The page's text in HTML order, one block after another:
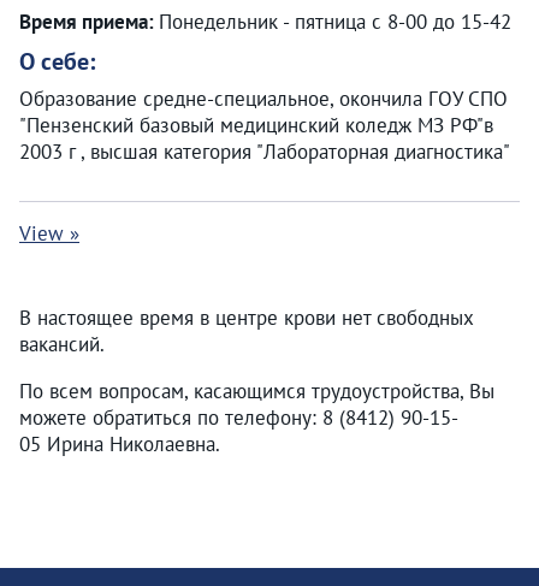
Время приема: Понедельник - пятница с 8-00 до 15-42
О себе:
Образование средне-специальное, окончила ГОУ СПО
"Пензенский базовый медицинский коледж МЗ РФ"в
2003 г , высшая категория "Лабораторная диагностика"
View »
В настоящее время в центре крови нет свободных
вакансий.
По всем вопросам, касающимся трудоустройства, Вы
можете обратиться по телефону: 8 (8412) 90-15-
05 Ирина Николаевна.